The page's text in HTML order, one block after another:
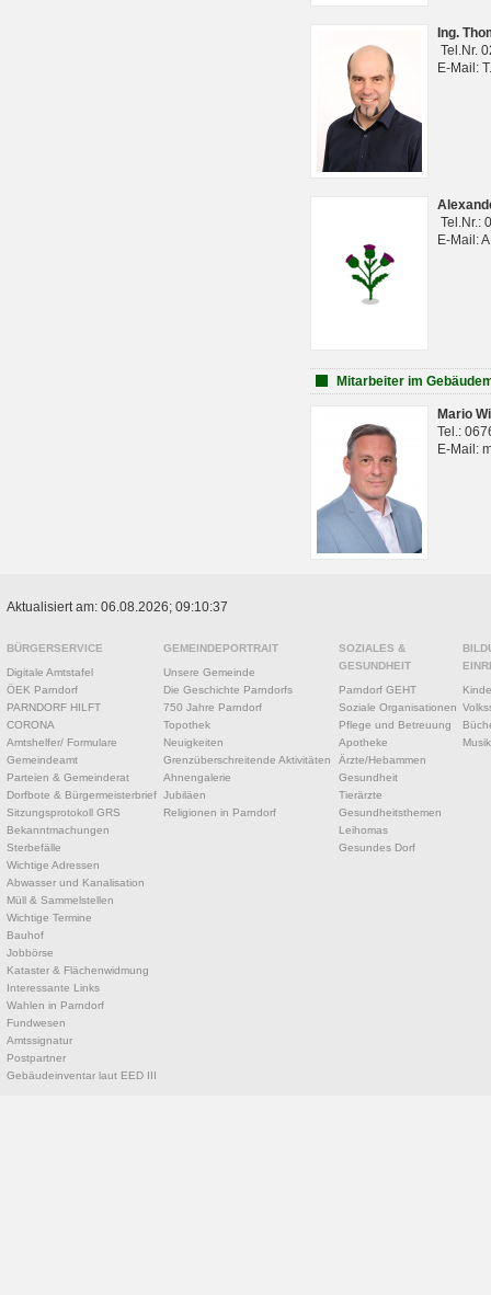
Ing.
Tel.Nr.
E-Mail:
Tel.Nr.:
E-Mail:
Mitarbeiter im
Mario
Tel.:
E-Mail:
Aktualisiert am: 06.08.2026; 09:10:37
BÜRGERSERVICE
Digitale Amtstafel
ÖEK Parndorf
PARNDORF HILFT
CORONA
Amtshelfer/ Formulare
Gemeindeamt
Parteien & Gemeinderat
Dorfbote & Bürgermeisterbrief
Sitzungsprotokoll GRS
Bekanntmachungen
Sterbefälle
Wichtige Adressen
Abwasser und Kanalisation
Müll & Sammelstellen
Wichtige Termine
Bauhof
Jobbörse
Kataster & Flächenwidmung
Interessante Links
Wahlen in Parndorf
Fundwesen
Amtssignatur
Postpartner
Gebäudeinventar laut EED III
GEMEINDEPORTRAIT
Unsere Gemeinde
Die Geschichte Parndorfs
750 Jahre Parndorf
Topothek
Neuigkeiten
Grenzüberschreitende Aktivitäten
Ahnengalerie
Jubiläen
Religionen in Parndorf
SOZIALES &
GESUNDHEIT
Parndorf GEHT
Soziale Organisationen
Pflege und Betreuung
Apotheke
Ärzte/Hebammen
Gesundheit
Tierärzte
Gesundheitsthemen
Leihomas
Gesundes Dorf